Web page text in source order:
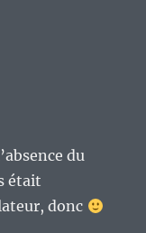
du
était
donc